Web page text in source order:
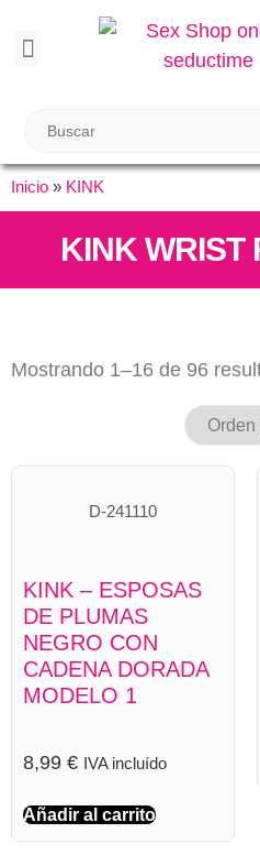
Inicio » KINK
KINK WRIST
Mostrando 1–16 de 96
D-241110
KINK – ESPOSAS
DE PLUMAS
NEGRO CON
CADENA DORADA
MODELO 1
8,99 € IVA incluído
Añadir al carrito